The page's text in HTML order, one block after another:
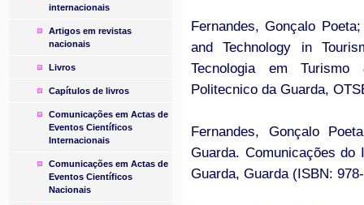
Fernandes, Gonçalo
and Technology in
Tecnologia em Turismo
Politecnico da Guarda,
Fernandes, Gonçalo
Guarda. Comunicações do
Guarda, Guarda (ISBN:
internacionais
Artigos em revistas
nacionais
Livros
Capítulos de livros
Comunicações em Actas de
Eventos Científicos
Internacionais
Comunicações em Actas de
Eventos Científicos
Nacionais